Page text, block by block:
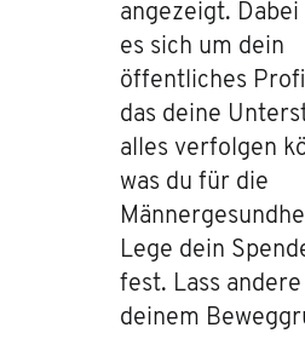
angezeigt.
es sich um dein
öffentliches
das deine
alles verfolgen
was du für die
Lege dein
fest. Lass
deinem